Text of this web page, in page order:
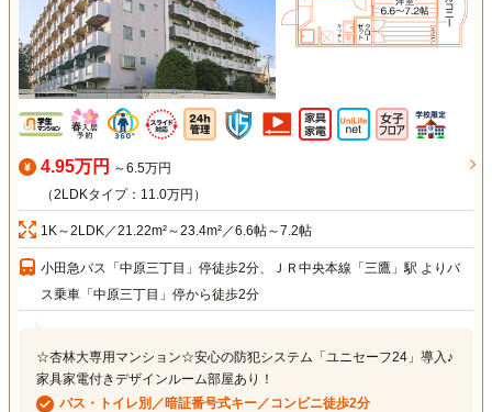
4.95万円 ～6.5万円
（2LDKタイプ：11.0万円）
1K～2LDK／21.22m²～23.4m²／6.6帖～7.2帖
小田急バス「中原三丁目」停徒歩2分、ＪＲ中央本線「三鷹」駅 よりバ
ス乗車「中原三丁目」停から徒歩2分
☆杏林大専用マンション☆安心の防犯システム「ユニセーフ24」導入♪
家具家電付きデザインルーム部屋あり！
バス・トイレ別／暗証番号式キー／コンビニ徒歩2分